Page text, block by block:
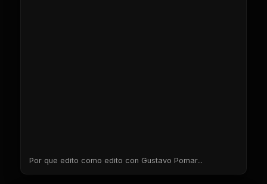
Por que edito como edito con Gustavo Pomar...
1 Clases